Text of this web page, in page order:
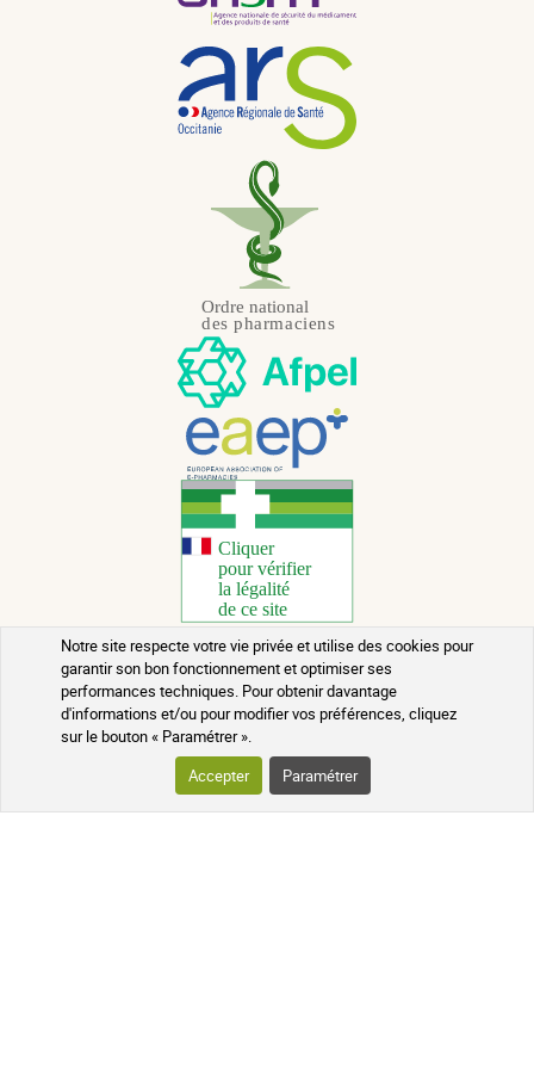
Notre site respecte votre vie privée et utilise des cookies pour
garantir son bon fonctionnement et optimiser ses
performances techniques. Pour obtenir davantage
d'informations et/ou pour modifier vos préférences, cliquez
sur le bouton « Paramétrer ».
Accepter
Paramétrer
Copyright 2026 - Tous droits réservés
Conseils santé au naturel